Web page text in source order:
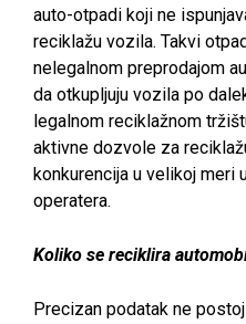
auto-otpadi koji ne
reciklažu vozila. Takvi
nelegalnom preprodajom
da otkupljuju vozila po
legalnom reciklažnom
aktivne dozvole za
konkurencija u velikoj meri
operatera.
Koliko se reciklira
Precizan podatak ne